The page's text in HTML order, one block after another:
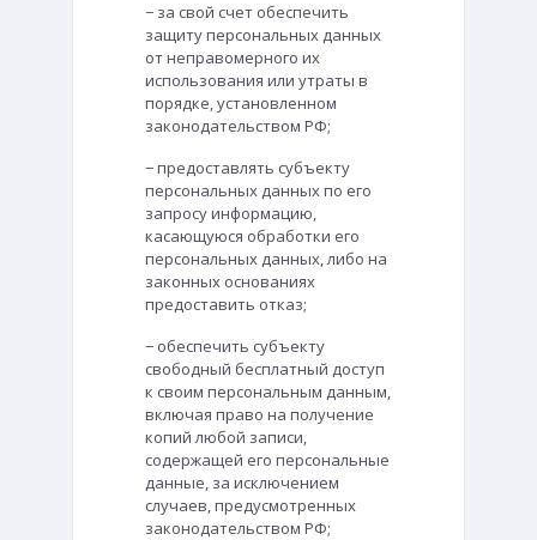
− за свой счет обеспечить
защиту персональных данных
от неправомерного их
использования или утраты в
порядке, установленном
законодательством РФ;
− предоставлять субъекту
персональных данных по его
запросу информацию,
касающуюся обработки его
персональных данных, либо на
законных основаниях
предоставить отказ;
− обеспечить субъекту
свободный бесплатный доступ
к своим персональным данным,
включая право на получение
копий любой записи,
содержащей его персональные
данные, за исключением
случаев, предусмотренных
законодательством РФ;